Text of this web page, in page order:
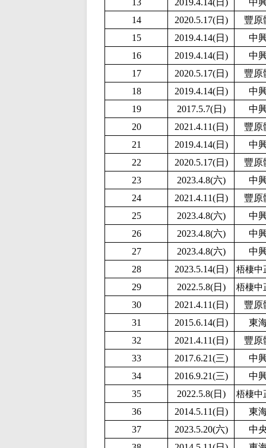
13 2019.4.14(日)
中
14
2020.5.17(日)
豐原
15
2019.4.14(日)
中
16
2019.4.14(日)
中
17
2020.5.17(日)
豐原
18
2019.4.14(日)
中
19
2017.5.7(日)
中
20
2021.4.11(日)
豐原
21
2019.4.14(日)
中
22
2020.5.17(日)
豐原
23
2023.4.8(六)
中
24
2021.4.11(日)
豐原
25
2023.4.8(六)
中
26
2023.4.8(六)
中
27
2023.4.8(六)
中
28
2023.5.14(日) 梧棲中
29 2022.5.8(日) 梧棲中
30 2021.4.11(日)
豐原
31
2015.6.14(日)
東
32
2021.4.11(日)
豐原
33
2017.6.21(三)
中
34
2016.9.21(三)
中
35
2022.5.8(日) 梧棲中
36 2014.5.11(日)
東
37
2023.5.20(六)
中